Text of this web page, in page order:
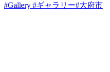
#Gallery #ギャラリー#大府市